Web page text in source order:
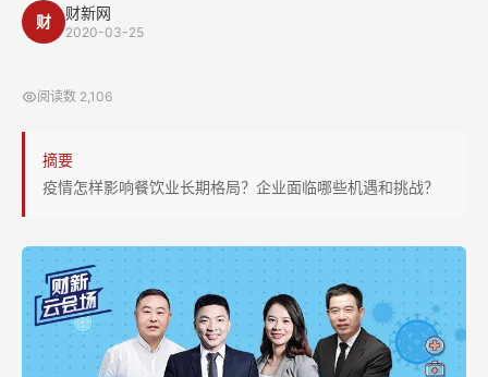
财 财新网
2020-03-25
阅读数 2,106
摘要
疫情怎样影响餐饮业长期格局？企业面临哪些机遇和挑战？